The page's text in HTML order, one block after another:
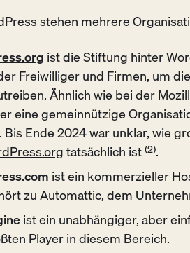
stehen mehrere
ist die Stiftung hinter
Freiwilliger und Firmen, um
Ähnlich wie bei der
eine gemeinnützige
Bis Ende 2024 war unklar, wie
tatsächlich ist(2).
ist ein kommerzieller
zu Automattic, dem
ist ein unabhängiger, aber
Player in diesem Bereich.